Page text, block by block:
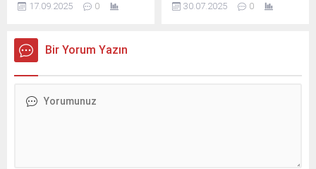
kaynaklarından bağımsız
adımlarla ilerliyor.
17.09.2025 0
Otokar, 2025 ilk 6 aylık
30.07.2025 0
Bir Yorum Yazın